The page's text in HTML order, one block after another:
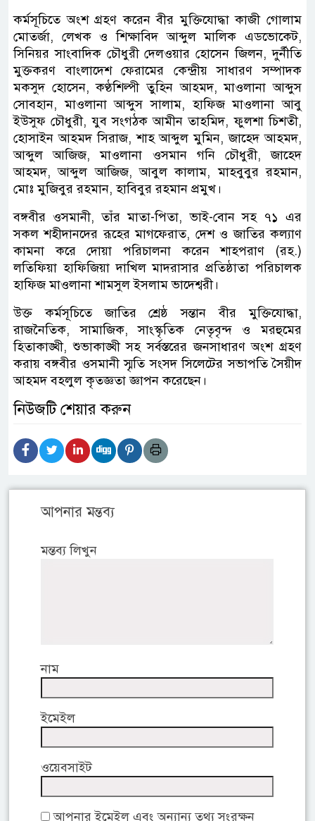
কর্মসূচিতে অংশ গ্রহণ করেন বীর মুক্তিযোদ্ধা কাজী গোলাম
মোতর্জা, লেখক ও শিক্ষাবিদ আব্দুল মালিক এডভোকেট,
সিনিয়র সাংবাদিক চৌধুরী দেলওয়ার হোসেন জিলন, দুর্নীতি
মুক্তকরণ বাংলাদেশ ফেরামের কেন্দ্রীয় সাধারণ সম্পাদক
মকসুদ হোসেন, কণ্ঠশিল্পী তুহিন আহমদ, মাওলানা আব্দুস
সোবহান, মাওলানা আব্দুস সালাম, হাফিজ মাওলানা আবু
ইউসুফ চৌধুরী, যুব সংগঠক আমীন তাহমিদ, ফুলশা চিশতী,
হোসাইন আহমদ সিরাজ, শাহ আব্দুল মুমিন, জাহেদ আহমদ,
আব্দুল আজিজ, মাওলানা ওসমান গনি চৌধুরী, জাহেদ
আহমদ, আব্দুল আজিজ, আবুল কালাম, মাহবুবুর রহমান,
মোঃ মুজিবুর রহমান, হাবিবুর রহমান প্রমুখ।
বঙ্গবীর ওসমানী, তাঁর মাতা-পিতা, ভাই-বোন সহ ৭১ এর
সকল শহীদানদের রূহের মাগফেরাত, দেশ ও জাতির কল্যাণ
কামনা করে দোয়া পরিচালনা করেন শাহপরাণ (রহ.)
লতিফিয়া হাফিজিয়া দাখিল মাদরাসার প্রতিষ্ঠাতা পরিচালক
হাফিজ মাওলানা শামসুল ইসলাম ভাদেশ্বরী।
উক্ত কর্মসূচিতে জাতির শ্রেষ্ঠ সন্তান বীর মুক্তিযোদ্ধা,
রাজনৈতিক, সামাজিক, সাংস্কৃতিক নেতৃবৃন্দ ও মরহুমের
হিতাকাঙ্খী, শুভাকাঙ্খী সহ সর্বস্তরের জনসাধারণ অংশ গ্রহণ
করায় বঙ্গবীর ওসমানী স্মৃতি সংসদ সিলেটের সভাপতি সৈয়ীদ
আহমদ বহলুল কৃতজ্ঞতা জ্ঞাপন করেছেন।
নিউজটি শেয়ার করুন
আপনার মন্তব্য
মন্তব্য লিখুন
নাম
ইমেইল
ওয়েবসাইট
আপনার ইমেইল এবং অন্যান্য তথ্য সংরক্ষন